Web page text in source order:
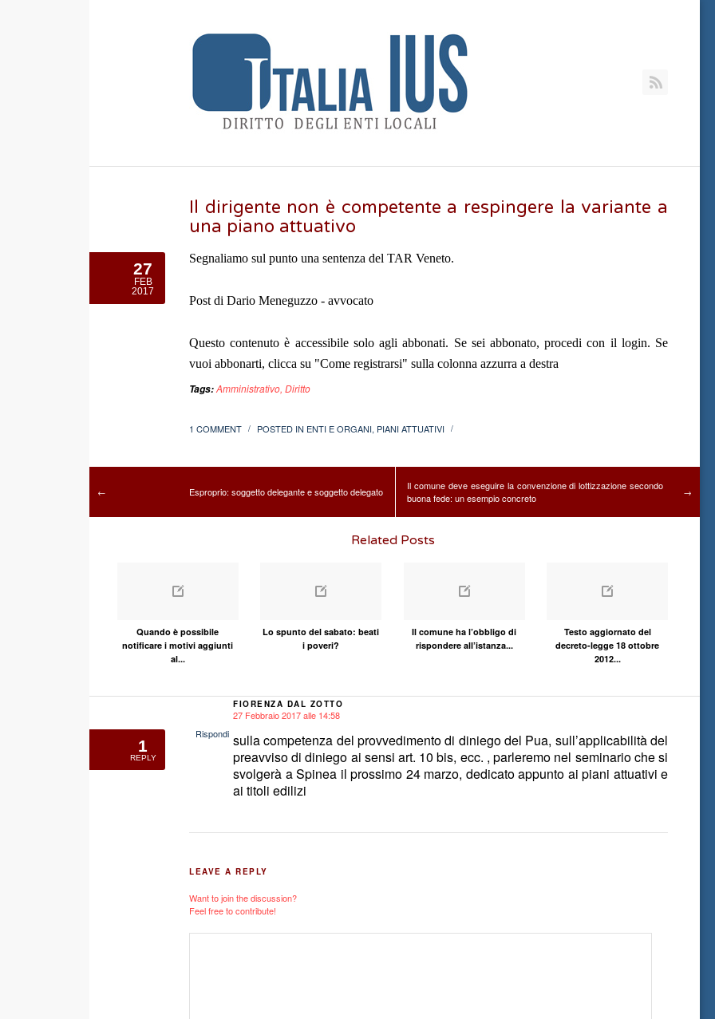
Il dirigente non è competente a respingere la variante a
una piano attuativo
27
FEB
2017
Segnaliamo sul punto una sentenza del TAR Veneto.
Post di Dario Meneguzzo - avvocato
Questo contenuto è accessibile solo agli abbonati. Se sei abbonato, procedi con il login. Se
vuoi abbonarti, clicca su "Come registrarsi" sulla colonna azzurra a destra
Tags:Amministrativo, Diritto
1 COMMENT / POSTED IN ENTI E ORGANI, PIANI ATTUATIVI /
← Esproprio: soggetto delegante e soggetto delegato
Il comune deve eseguire la convenzione di lottizzazione secondo
buona fede: un esempio concreto
→
Related Posts
Quando è possibile
notificare i motivi aggiunti
al...
Lo spunto del sabato: beati
i poveri?
Il comune ha l’obbligo di
rispondere all’istanza...
Testo aggiornato del
decreto-legge 18 ottobre
2012...
1
REPLY
FIORENZA DAL ZOTTO
27 Febbraio 2017 alle 14:58
sulla competenza del provvedimento di diniego del Pua, sull’applicabilità del
preavviso di diniego ai sensi art. 10 bis, ecc. , parleremo nel seminario che si
svolgerà a Spinea il prossimo 24 marzo, dedicato appunto ai piani attuativi e
ai titoli edilizi
Rispondi
LEAVE A REPLY
Want to join the discussion?
Feel free to contribute!